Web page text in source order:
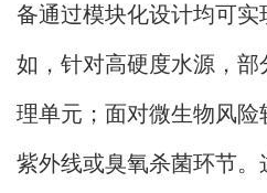
备通过模块化设计均可实
如，针对高硬度水源，部
理单元；面对微生物风
紫外线或臭氧杀菌环节。